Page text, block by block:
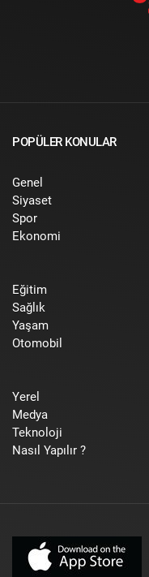
POPÜLER KONULAR
Genel
Siyaset
Spor
Ekonomi
Eğitim
Sağlık
Yaşam
Otomobil
Yerel
Medya
Teknoloji
Nasıl Yapılır ?